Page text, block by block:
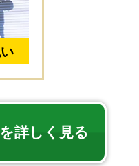
詳しく見る